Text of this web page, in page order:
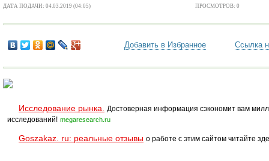
ДАТА ПОДАЧИ: 04.03.2019 (04:05) ПРОСМОТРОВ: 0
Добавить в Избранное Ссылка
Исследование рынка.
Достоверная информация сэкономит вам
исследований! megaresearch.ru
Goszakaz. ru: реальные отзывы о работе с этим сайтом читайте